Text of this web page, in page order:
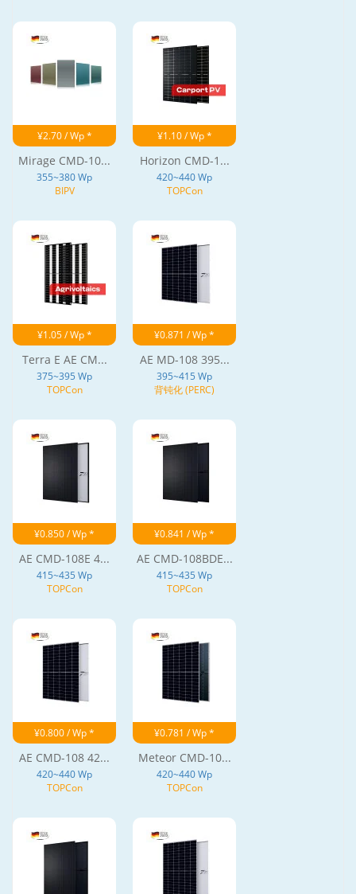
¥2.70 / Wp *
Mirage CMD-10...
355~380 Wp
BIPV
¥1.10 / Wp *
Horizon CMD-1...
420~440 Wp
TOPCon
¥1.05 / Wp *
Terra E AE CM...
375~395 Wp
TOPCon
¥0.871 / Wp *
AE MD-108 395...
395~415 Wp
背钝化 (PERC)
¥0.850 / Wp *
AE CMD-108E 4...
415~435 Wp
TOPCon
¥0.841 / Wp *
AE CMD-108BDE...
415~435 Wp
TOPCon
¥0.800 / Wp *
AE CMD-108 42...
420~440 Wp
TOPCon
¥0.781 / Wp *
Meteor CMD-10...
420~440 Wp
TOPCon